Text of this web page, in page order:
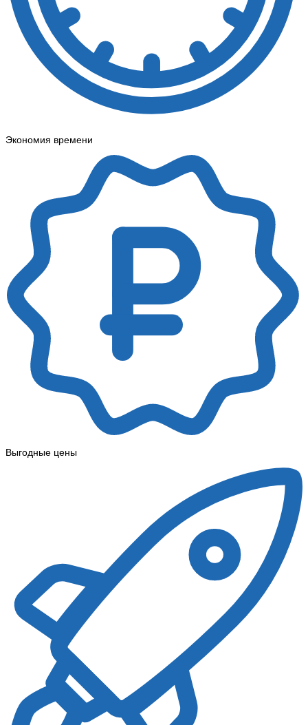
Экономия времени
Выгодные цены